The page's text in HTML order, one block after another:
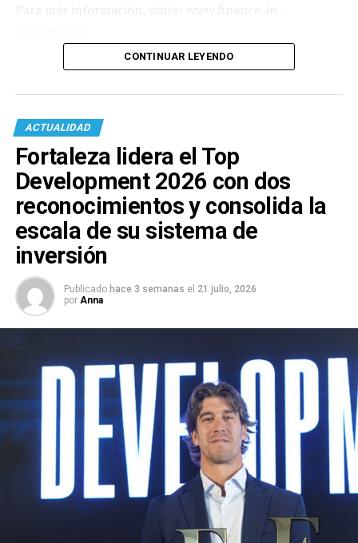
CONTINUAR LEYENDO
ACTUALIDAD
Fortaleza lidera el Top
Development 2026 con dos
reconocimientos y consolida la
escala de su sistema de
inversión
Publicado hace 3 semanas el 21 julio, 2026
por Anna